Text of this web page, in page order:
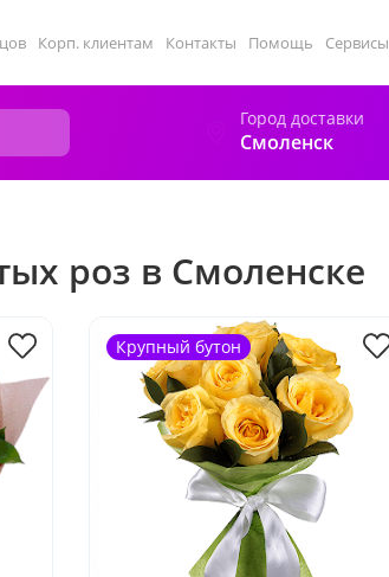
Корп. клиентам Контакты Помощь Сервисы
Город доставки
Смоленск
роз в Смоленске
Крупный бутон